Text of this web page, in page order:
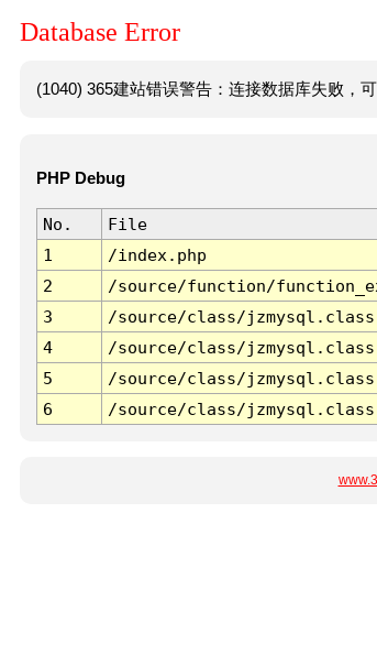
Database Error
(1040) 365建站错误警告：连接数据库失败，
PHP Debug
No. File
1
/index.php
2
/source/function/
3
/source/class/
4
/source/class/
5
/source/class/
6
/source/class/